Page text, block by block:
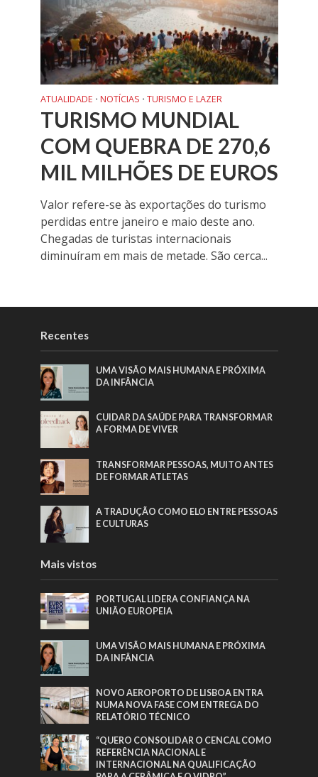
ATUALIDADE • NOTÍCIAS • TURISMO E LAZER
TURISMO MUNDIAL
COM QUEBRA DE 270,6
MIL MILHÕES DE EUROS
Valor refere-se às exportações do turismo
perdidas entre janeiro e maio deste ano.
Chegadas de turistas internacionais
diminuíram em mais de metade. São cerca...
Recentes
UMA VISÃO MAIS HUMANA E PRÓXIMA
DA INFÂNCIA
CUIDAR DA SAÚDE PARA TRANSFORMAR
A FORMA DE VIVER
TRANSFORMAR PESSOAS, MUITO ANTES
DE FORMAR ATLETAS
A TRADUÇÃO COMO ELO ENTRE PESSOAS
E CULTURAS
Mais vistos
PORTUGAL LIDERA CONFIANÇA NA
UNIÃO EUROPEIA
UMA VISÃO MAIS HUMANA E PRÓXIMA
DA INFÂNCIA
NOVO AEROPORTO DE LISBOA ENTRA
NUMA NOVA FASE COM ENTREGA DO
RELATÓRIO TÉCNICO
“QUERO CONSOLIDAR O CENCAL COMO
REFERÊNCIA NACIONAL E
INTERNACIONAL NA QUALIFICAÇÃO